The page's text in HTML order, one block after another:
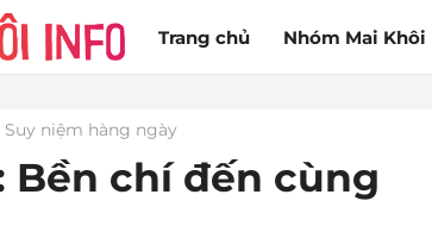
Trang chủ Nhóm Mai Khôi
Suy niệm hàng ngày
Bền chí đến cùng